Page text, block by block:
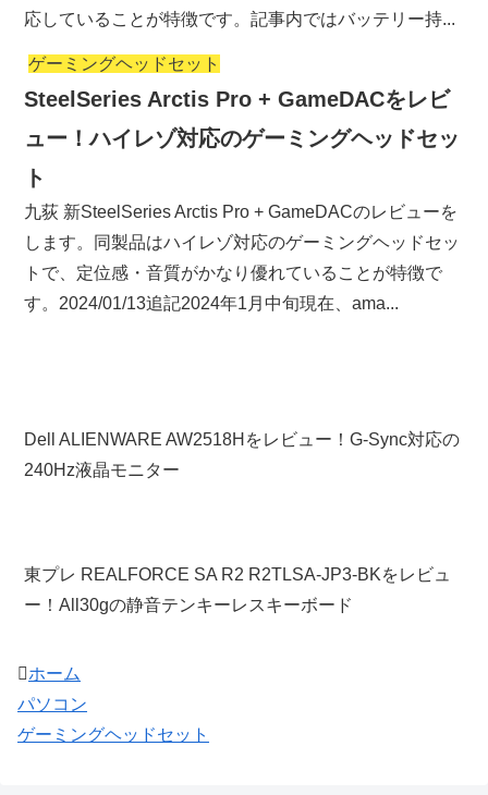
応していることが特徴です。記事内ではバッテリー持...
ゲーミングヘッドセット
SteelSeries Arctis Pro + GameDACをレビ
ュー！ハイレゾ対応のゲーミングヘッドセッ
ト
九荻 新SteelSeries Arctis Pro + GameDACのレビューを
します。同製品はハイレゾ対応のゲーミングヘッドセッ
トで、定位感・音質がかなり優れていることが特徴で
す。2024/01/13追記2024年1月中旬現在、ama...
Dell ALIENWARE AW2518Hをレビュー！G-Sync対応の
240Hz液晶モニター
東プレ REALFORCE SA R2 R2TLSA-JP3-BKをレビュ
ー！All30gの静音テンキーレスキーボード
ホーム
パソコン
ゲーミングヘッドセット